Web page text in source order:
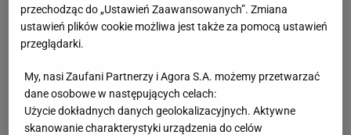
przechodząc do „Ustawień Zaawansowanych”. Zmiana
ustawień plików cookie możliwa jest także za pomocą ustawień
przeglądarki.
My, nasi Zaufani Partnerzy i Agora S.A. możemy przetwarzać
dane osobowe w następujących celach:
Użycie dokładnych danych geolokalizacyjnych. Aktywne
skanowanie charakterystyki urządzenia do celów